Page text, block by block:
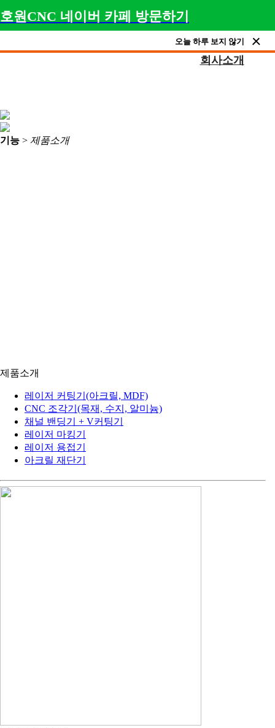
호원CNC 네이버 카페 방문하기
오늘 하루 보지 않기
회사소개
기능 > 제품소개
제품소개
레이저 커팅기(아크릴, MDF)
CNC 조각기(목재, 수지, 알미늄)
채널 밴딩기 + V커팅기
레이저 마킹기
레이저 용접기
아크릴 재단기